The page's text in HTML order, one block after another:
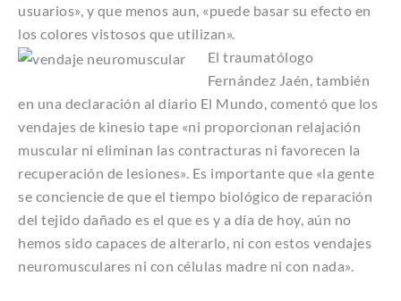
usuarios», y que menos aun, «puede basar su efecto en
los colores vistosos que utilizan».
El traumatólogo
Fernández Jaén, también
en una declaración al diario El Mundo, comentó que los
vendajes de kinesio tape «ni proporcionan relajación
muscular ni eliminan las contracturas ni favorecen la
recuperación de lesiones». Es importante que «la gente
se conciencie de que el tiempo biológico de reparación
del tejido dañado es el que es y a día de hoy, aún no
hemos sido capaces de alterarlo, ni con estos vendajes
neuromusculares ni con células madre ni con nada».